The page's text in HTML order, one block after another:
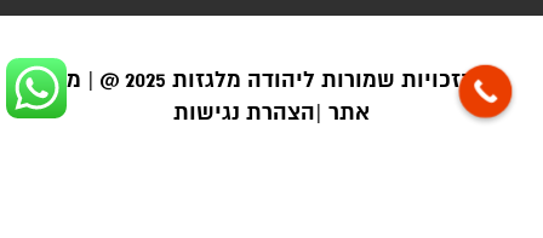
כל הזכויות שמורות ליהודה מלגזות 2025 @ |
מפת
אתר |הצהרת נגישות